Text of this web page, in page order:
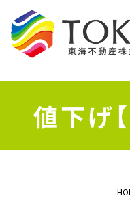
値下げ